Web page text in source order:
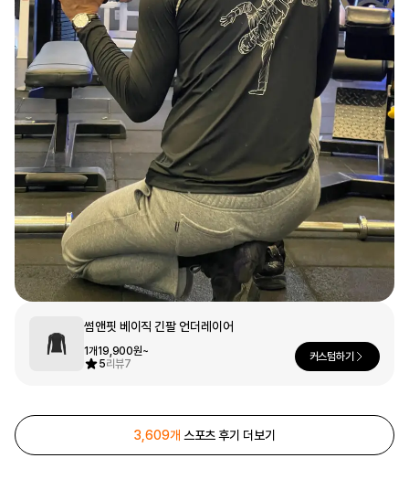
썸앤핏 베이직 긴팔 언더레이어
1개19,900원~
5리뷰7
커스텀하기
3,609개 스포츠 후기 더보기
스티커
지류
문구/오피스
스마트폰
쿠션/패브릭
스포츠
키즈
반려동물
회원가입
셔츠 맨투맨 후드
집업 아우터 바지
핫피/로브
색상